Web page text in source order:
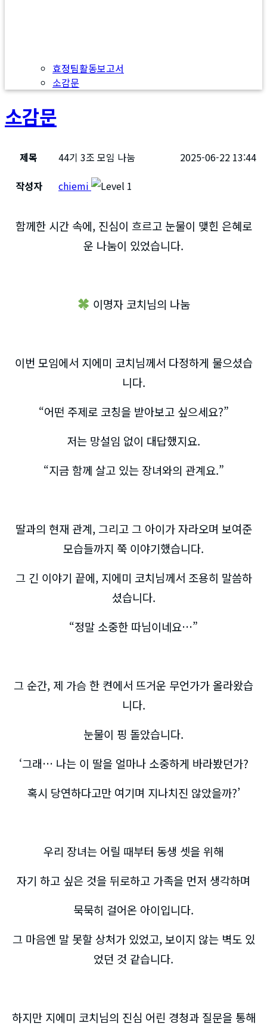
효정팀활동보고서
소감문
소감문
제목 44기 3조 모임 나눔
2025-06-22 13:44
작성자
chiemi
함께한 시간 속에, 진심이 흐르고 눈물이 맺힌 은혜로
운 나눔이 있었습니다.
이명자 코치님의 나눔
이번 모임에서 지에미 코치님께서 다정하게 물으셨습
니다.
“어떤 주제로 코칭을 받아보고 싶으세요?”
저는 망설임 없이 대답했지요.
“지금 함께 살고 있는 장녀와의 관계요.”
딸과의 현재 관계, 그리고 그 아이가 자라오며 보여준
모습들까지 쭉 이야기했습니다.
그 긴 이야기 끝에, 지에미 코치님께서 조용히 말씀하
셨습니다.
“정말 소중한 따님이네요…”
그 순간, 제 가슴 한 켠에서 뜨거운 무언가가 올라왔습
니다.
눈물이 핑 돌았습니다.
‘그래… 나는 이 딸을 얼마나 소중하게 바라봤던가?
혹시 당연하다고만 여기며 지나치진 않았을까?’
우리 장녀는 어릴 때부터 동생 셋을 위해
자기 하고 싶은 것을 뒤로하고 가족을 먼저 생각하며
묵묵히 걸어온 아이입니다.
그 마음엔 말 못할 상처가 있었고, 보이지 않는 벽도 있
었던 것 같습니다.
하지만 지에미 코치님의 진심 어린 경청과 질문을 통해